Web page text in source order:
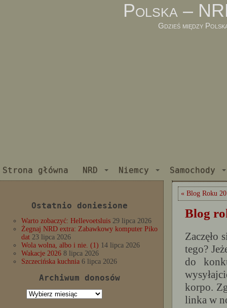
Polska –
Gdzieś między
Strona główna NRD Niemcy Samochody
Ostatnio doniesione
Warto zobaczyć: Hellevoetsluis 29 lipca 2026
Żegnaj NRD extra: Zabawkowy komputer Piko
dat 23 lipca 2026
Wola wolna, albo i nie. (1) 14 lipca 2026
Wakacje 2026 8 lipca 2026
Szczecińska kuchnia 6 lipca 2026
Archiwum donosów
Archiwum
« Blog Roku
Blog
Zaczęło
tego?
do
korpo.
linka w